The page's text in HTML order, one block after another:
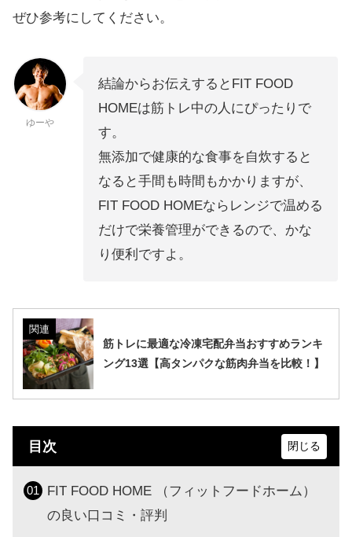
ぜひ参考にしてください。
ゆーや
結論からお伝えするとFIT FOOD
HOMEは筋トレ中の人にぴったりで
す。
無添加で健康的な食事を自炊すると
なると手間も時間もかかりますが、
FIT FOOD HOMEならレンジで温める
だけで栄養管理ができるので、かな
り便利ですよ。
関連
筋トレに最適な冷凍宅配弁当おすすめランキ
ング13選【高タンパクな筋肉弁当を比較！】
目次
FIT FOOD HOME （フィットフードホーム）
の良い口コミ・評判